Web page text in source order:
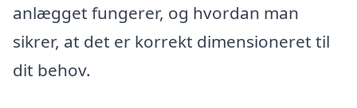
anlægget fungerer, og hvordan man
sikrer, at det er korrekt dimensioneret til
dit behov.